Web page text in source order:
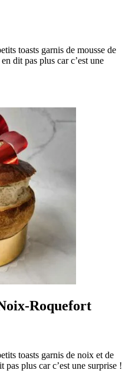
toasts garnis de mousse de
dit pas plus car c’est une
Roquefort
toasts garnis de noix et de
plus car c’est une surprise !